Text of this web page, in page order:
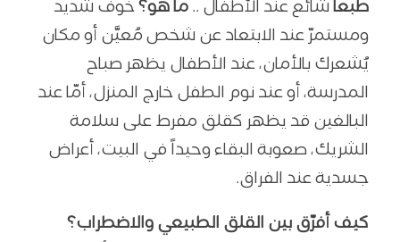
طبعاً شائع عند الأطفال .. ما هو؟ خوفٌ شديد
ومستمرّ عند الابتعاد عن شخص مُعيَّن أو مكان
يُشعرك بالأمان، عند الأطفال يظهر صباح
المدرسة، أو عند نوم الطفل خارج المنزل، أمّا عند
البالغين قد يظهر كقلق مفرط على سلامة
الشريك، صعوبة البقاء وحيداً في البيت، أعراض
جسدية عند الفراق.
كيف أفرّق بين القلق الطبيعي والاضطراب؟